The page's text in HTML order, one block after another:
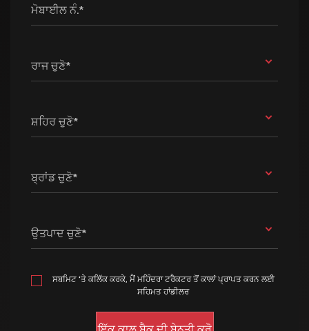
ਮੋਬਾਈਲ ਨੰ.*
ਰਾਜ ਚੁਣੋ*
ਸ਼ਹਿਰ ਚੁਣੋ*
ਬ੍ਰਾਂਡ ਚੁਣੋ*
ਉਤਪਾਦ ਚੁਣੋ*
ਸਬਮਿਟ 'ਤੇ ਕਲਿੱਕ ਕਰਕੇ, ਮੈਂ ਮਹਿੰਦਰਾ ਟਰੈਕਟਰ ਤੋਂ ਕਾਲਾਂ ਪ੍ਰਾਪਤ ਕਰਨ ਲਈ
ਸਹਿਮਤ ਹਾਂਡੀਲਰ